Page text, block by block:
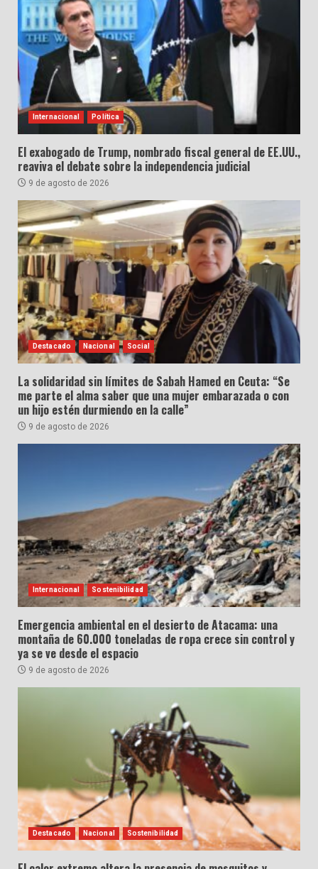
Internacional Política
El exabogado de Trump, nombrado fiscal general de EE.UU.,
reaviva el debate sobre la independencia judicial
9 de agosto de 2026
Destacado Nacional Social
La solidaridad sin límites de Sabah Hamed en Ceuta: “Se
me parte el alma saber que una mujer embarazada o con
un hijo estén durmiendo en la calle”
9 de agosto de 2026
Internacional Sostenibilidad
Emergencia ambiental en el desierto de Atacama: una
montaña de 60.000 toneladas de ropa crece sin control y
ya se ve desde el espacio
9 de agosto de 2026
Destacado Nacional Sostenibilidad